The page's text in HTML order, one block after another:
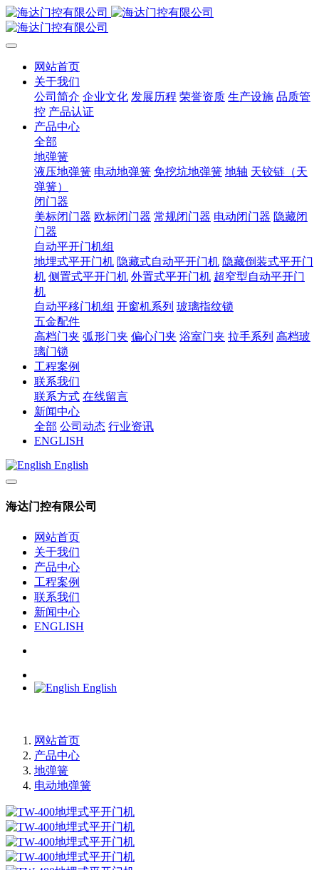
网站首页
关于我们
公司简介 企业文化 发展历程 荣誉资质 生产设施 品质管
控 产品认证
产品中心
全部
地弹簧
液压地弹簧 电动地弹簧 免挖坑地弹簧 地轴 天铰链（天
弹簧）
闭门器
美标闭门器 欧标闭门器 常规闭门器 电动闭门器 隐藏闭
门器
自动平开门机组
地埋式平开门机 隐藏式自动平开门机 隐藏倒装式平开门
机 侧置式平开门机 外置式平开门机 超窄型自动平开门
机
自动平移门机组 开窗机系列 玻璃指纹锁
五金配件
高档门夹 弧形门夹 偏心门夹 浴室门夹 拉手系列 高档玻
璃门锁
工程案例
联系我们
联系方式 在线留言
新闻中心
全部 公司动态 行业资讯
ENGLISH
English
海达门控有限公司
网站首页
关于我们
产品中心
工程案例
联系我们
新闻中心
ENGLISH
English
网站首页
产品中心
地弹簧
电动地弹簧